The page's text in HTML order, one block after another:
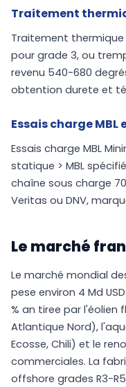
Traitement
Traitement
pour grade 3, ou
revenu 540-680
obtention durete et
Essais charge
Essais charge MBL
statique > MBL
chaîne sous charge
Veritas ou DNV,
Le marché
Le marché mondial
pese environ 4 Md
% an tiree par
Atlantique Nord),
Ecosse, Chili) et le
commerciales. La
offshore grades R3-